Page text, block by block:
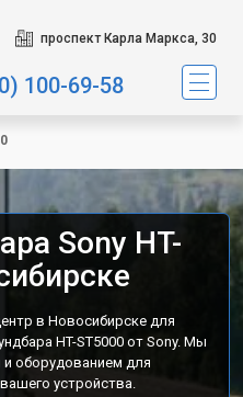
проспект Карла Маркса, 30
100-69-58
Sony HT-
в Новосибирске для
HT-ST5000 от Sony. Мы
оборудованием для
устройства.